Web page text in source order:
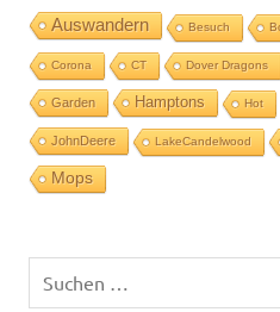
Auswandern Besuch
Corona CT Dover Dragons
Garden Hamptons Hot
JohnDeere LakeCandelwood
Mops
nach: